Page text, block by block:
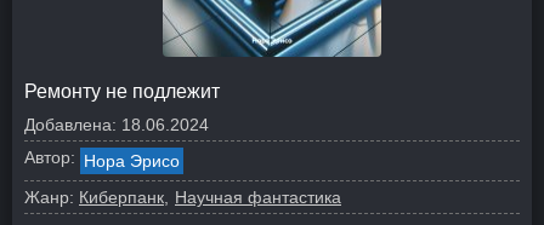
Ремонту не подлежит
Добавлена: 18.06.2024
Автор: Нора Эрисо
Жанр: Киберпанк
Научная фантастика